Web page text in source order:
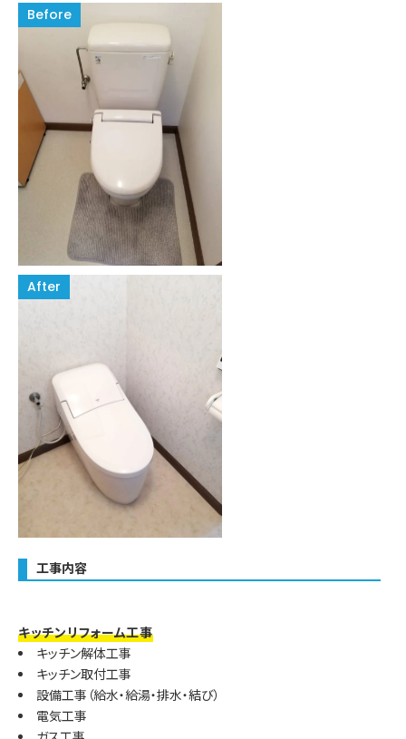
工事内容
キッチンリフォーム工事
キッチン解体工事
キッチン取付工事
設備工事（給水・給湯・排水・結び）
電気工事